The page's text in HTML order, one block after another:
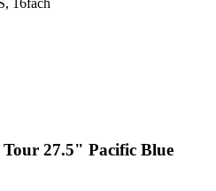
16fach
Tour 27.5" Pacific Blue